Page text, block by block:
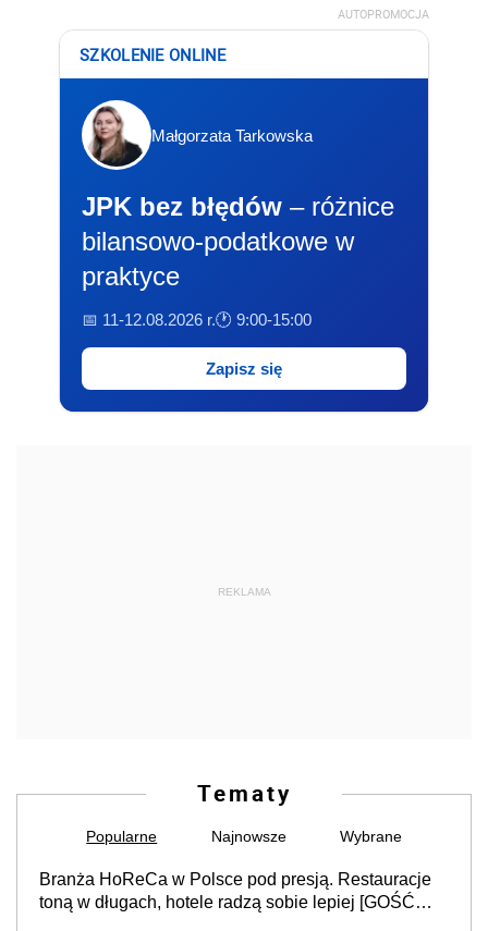
AUTOPROMOCJA
SZKOLENIE ONLINE
Małgorzata Tarkowska
JPK bez błędów – różnice
bilansowo-podatkowe w
praktyce
📅 11-12.08.2026 r.🕐 9:00-15:00
Zapisz się
REKLAMA
Tematy
Popularne Najnowsze Wybrane
Branża HoReCa w Polsce pod presją. Restauracje
toną w długach, hotele radzą sobie lepiej [GOŚĆ